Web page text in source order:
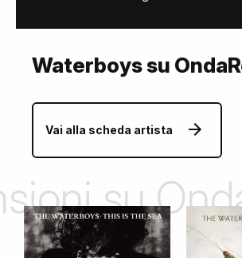
Waterboys su
Vai alla scheda artista
su